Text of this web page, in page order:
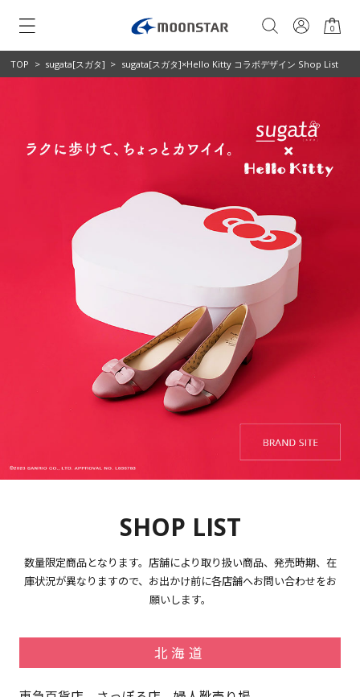
0
TOP > sugata[スガタ] > sugata[スガタ]×Hello Kitty コラボデザイン Shop List
SHOP LIST
数量限定商品となります。店舗により取り扱い商品、発売時期、在
庫状況が異なりますので、お出かけ前に各店舗へお問い合わせをお
願いします。
北海道